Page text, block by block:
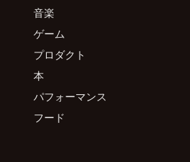
音楽
ゲーム
プロダクト
本
パフォーマンス
フード